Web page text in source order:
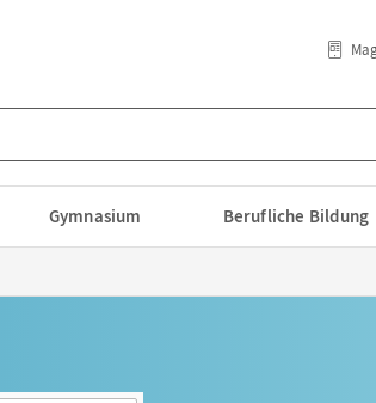
Gymnasium Berufliche Bildung